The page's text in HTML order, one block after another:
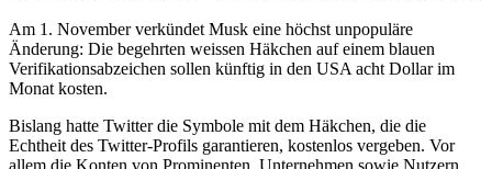
Am 1. November verkündet Musk eine höchst unpopuläre
Änderung: Die begehrten weissen Häkchen auf einem blauen
Verifikationsabzeichen sollen künftig in den USA acht Dollar im
Monat kosten.
Bislang hatte Twitter die Symbole mit dem Häkchen, die die
Echtheit des Twitter-Profils garantieren, kostenlos vergeben. Vor